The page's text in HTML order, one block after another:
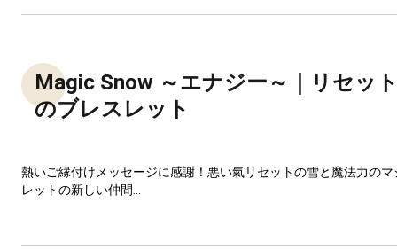
Magic Snow ～エナジー～｜リセッ
のブレスレット
熱いご縁付けメッセージに感謝！悪い氣リセットの雪と魔法力の
レットの新しい仲間...